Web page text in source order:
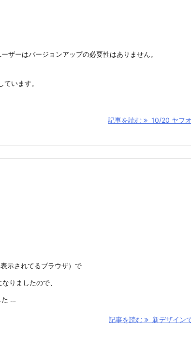
ザーはバージョンアップの必要性はありません。
います。
記事を読む 10/20 ヤフ
示されてるブラウザ）で
りましたので、
...
記事を読む 新デザイン